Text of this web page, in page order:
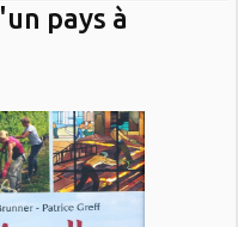
pays à